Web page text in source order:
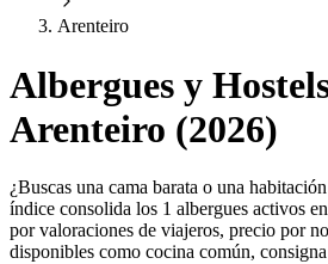
Arenteiro
Albergues y
Arenteiro (2026)
¿Buscas una cama barata o una
índice consolida los 1 albergues activos
por valoraciones de viajeros, precio por
disponibles como cocina común,